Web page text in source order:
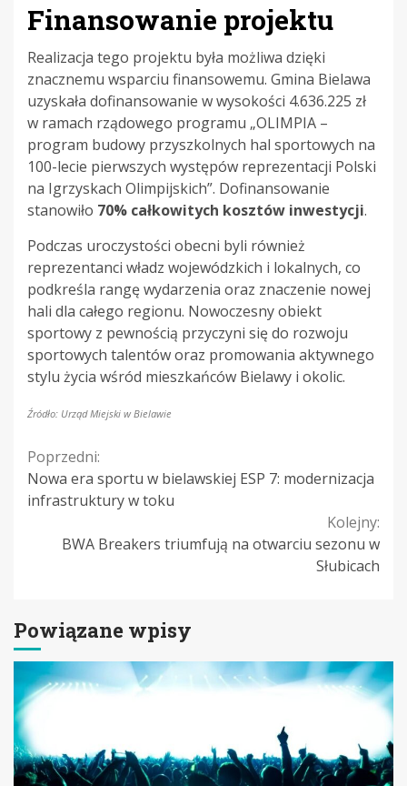
Finansowanie projektu
Realizacja tego projektu była możliwa dzięki
znacznemu wsparciu finansowemu. Gmina Bielawa
uzyskała dofinansowanie w wysokości 4.636.225 zł
w ramach rządowego programu „OLIMPIA –
program budowy przyszkolnych hal sportowych na
100-lecie pierwszych występów reprezentacji Polski
na Igrzyskach Olimpijskich”. Dofinansowanie
stanowiło 70% całkowitych kosztów inwestycji.
Podczas uroczystości obecni byli również
reprezentanci władz wojewódzkich i lokalnych, co
podkreśla rangę wydarzenia oraz znaczenie nowej
hali dla całego regionu. Nowoczesny obiekt
sportowy z pewnością przyczyni się do rozwoju
sportowych talentów oraz promowania aktywnego
stylu życia wśród mieszkańców Bielawy i okolic.
Źródło: Urząd Miejski w Bielawie
Continue
Reading
Poprzedni:
Nowa era sportu w bielawskiej ESP 7: modernizacja
infrastruktury w toku
Kolejny:
BWA Breakers triumfują na otwarciu sezonu w
Słubicach
Powiązane wpisy